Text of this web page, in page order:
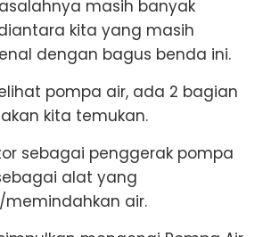
masih banyak
kita yang masih
dengan bagus benda ini.
pompa air, ada 2 bagian
kita temukan.
sebagai penggerak pompa
alat yang
air.